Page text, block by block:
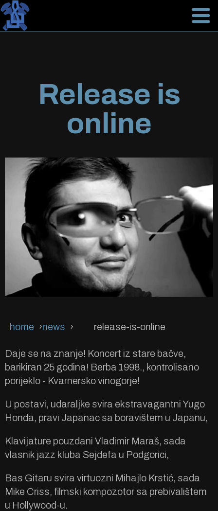
Release is
online
home news release-is-online
Daje se na znanje! Koncert iz stare bačve,
barikiran 25 godina! Berba 1998., kontrolisano
porijeklo - Kvarnersko vinogorje!
U postavi, udaraljke svira ekstravagantni Yugo
Honda, pravi Japanac sa boravištem u Japanu,
Klavijature pouzdani Vladimir Maraš, sada
vlasnik jazz kluba Sejdefa u Podgorici,
Bas Gitaru svira virtuozni Mihajlo Krstić, sada
Mike Criss, filmski kompozotor sa prebivalištem
u Hollywood-u.